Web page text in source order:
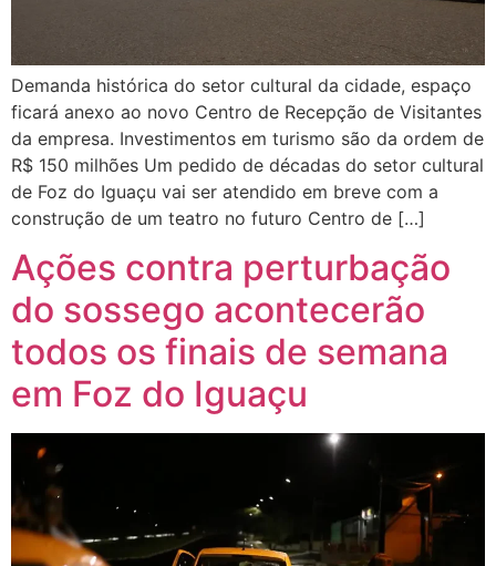
Demanda histórica do setor cultural da cidade, espaço
ficará anexo ao novo Centro de Recepção de Visitantes
da empresa. Investimentos em turismo são da ordem de
R$ 150 milhões Um pedido de décadas do setor cultural
de Foz do Iguaçu vai ser atendido em breve com a
construção de um teatro no futuro Centro de […]
Ações contra perturbação
do sossego acontecerão
todos os finais de semana
em Foz do Iguaçu